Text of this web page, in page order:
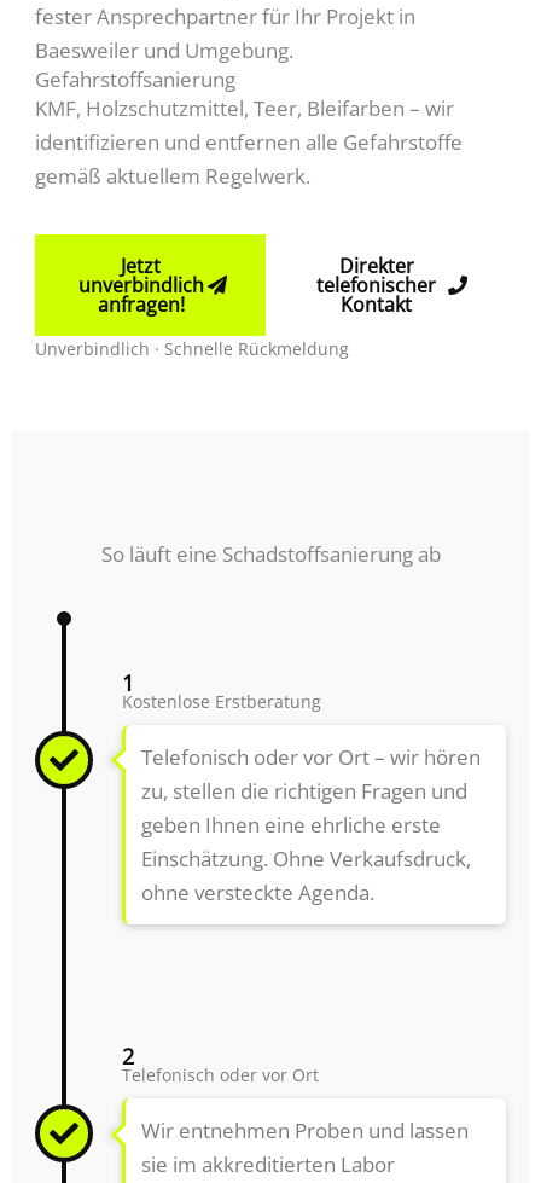
fester Ansprechpartner für Ihr Projekt in
Baesweiler und Umgebung.
Gefahrstoffsanierung
KMF, Holzschutzmittel, Teer, Bleifarben – wir
identifizieren und entfernen alle Gefahrstoffe
gemäß aktuellem Regelwerk.
Jetzt
unverbindlich
anfragen!
Direkter
telefonischer
Kontakt
Unverbindlich · Schnelle Rückmeldung
So läuft eine Schadstoffsanierung ab
1
Kostenlose Erstberatung
Telefonisch oder vor Ort – wir hören
zu, stellen die richtigen Fragen und
geben Ihnen eine ehrliche erste
Einschätzung. Ohne Verkaufsdruck,
ohne versteckte Agenda.
2
Telefonisch oder vor Ort
Wir entnehmen Proben und lassen
sie im akkreditierten Labor